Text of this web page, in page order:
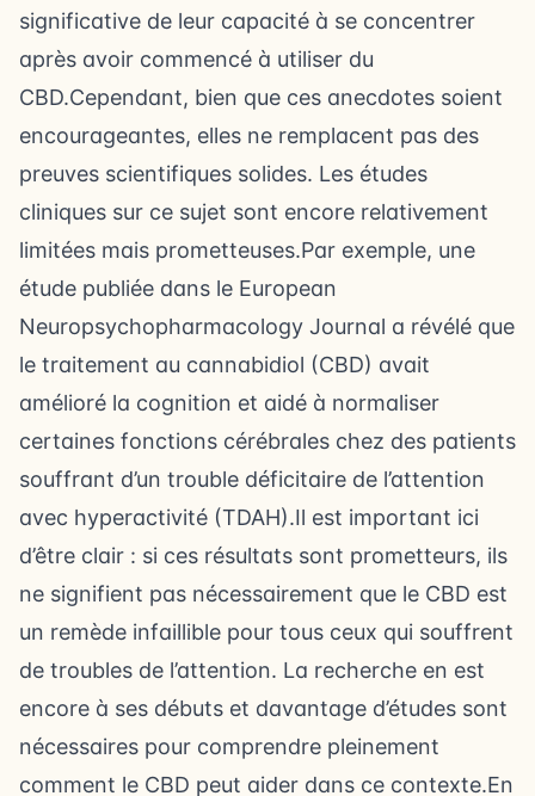
significative de leur capacité à se concentrer
après avoir commencé à utiliser du
CBD.Cependant, bien que ces anecdotes soient
encourageantes, elles ne remplacent pas des
preuves scientifiques solides. Les études
cliniques sur ce sujet sont encore relativement
limitées mais prometteuses.Par exemple, une
étude publiée dans le European
Neuropsychopharmacology Journal a révélé que
le traitement au cannabidiol (CBD) avait
amélioré la cognition et aidé à normaliser
certaines fonctions cérébrales chez des patients
souffrant d’un trouble déficitaire de l’attention
avec hyperactivité (TDAH).Il est important ici
d’être clair : si ces résultats sont prometteurs, ils
ne signifient pas nécessairement que le CBD est
un remède infaillible pour tous ceux qui souffrent
de troubles de l’attention. La recherche en est
encore à ses débuts et davantage d’études sont
nécessaires pour comprendre pleinement
comment le CBD peut aider dans ce contexte.En